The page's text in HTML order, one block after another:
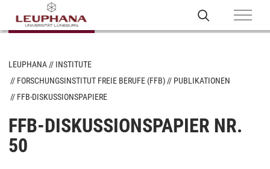
LEUPHANA
INSTITUTE
FORSCHUNGSINSTITUT FREIE BERUFE (FFB)
PUBLIKATIONEN
FFB-DISKUSSIONSPAPIERE
FFB-DISKUSSIONSPAPIER NR.
50